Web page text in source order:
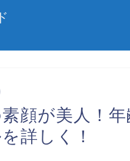
顔が美人！
詳しく！